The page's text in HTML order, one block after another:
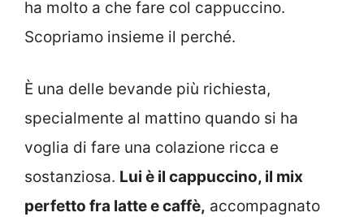
ha molto a che fare col cappuccino.
Scopriamo insieme il perché.
È una delle bevande più richiesta,
specialmente al mattino quando si ha
voglia di fare una colazione ricca e
sostanziosa. Lui è il cappuccino, il mix
perfetto fra latte e caffè, accompagnato